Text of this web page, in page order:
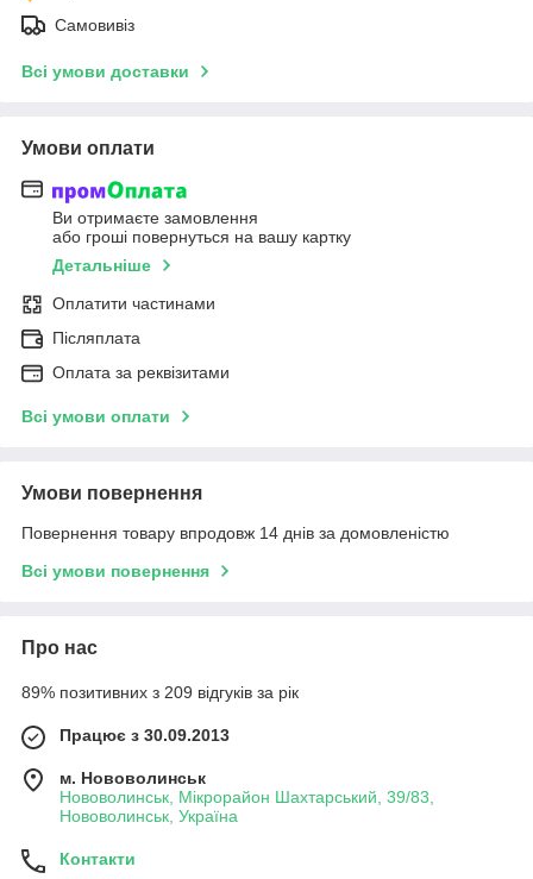
Самовивіз
Всі умови доставки
Умови оплати
Ви отримаєте замовлення
або гроші повернуться на вашу картку
Детальніше
Оплатити частинами
Післяплата
Оплата за реквізитами
Всі умови оплати
Умови повернення
Повернення товару впродовж 14 днів за домовленістю
Всі умови повернення
Про нас
89% позитивних з 209 відгуків за рік
Працює з 30.09.2013
м. Нововолинськ
Нововолинськ, Мікрорайон Шахтарський, 39/83,
Нововолинськ, Україна
Контакти